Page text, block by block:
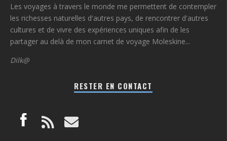
Les voyages à travers le monde me permettent de contempler
les richesses naturelles d'autres pays, de rencontrer d'autres
cultures et de vivre des expériences uniques afin de les
partager au delà de mon carnet de voyage Moleskine...
Dilk@
RESTER EN CONTACT